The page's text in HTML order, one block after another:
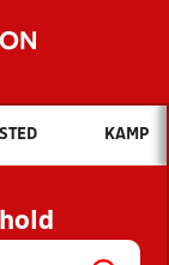
du søge efter?
NYHEDER
OG
KAMP